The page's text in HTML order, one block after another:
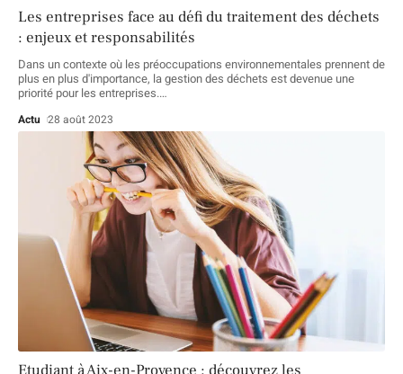
Les entreprises face au défi du traitement des déchets
: enjeux et responsabilités
Dans un contexte où les préoccupations environnementales prennent de
plus en plus d'importance, la gestion des déchets est devenue une
priorité pour les entreprises.…
Actu 28 août 2023